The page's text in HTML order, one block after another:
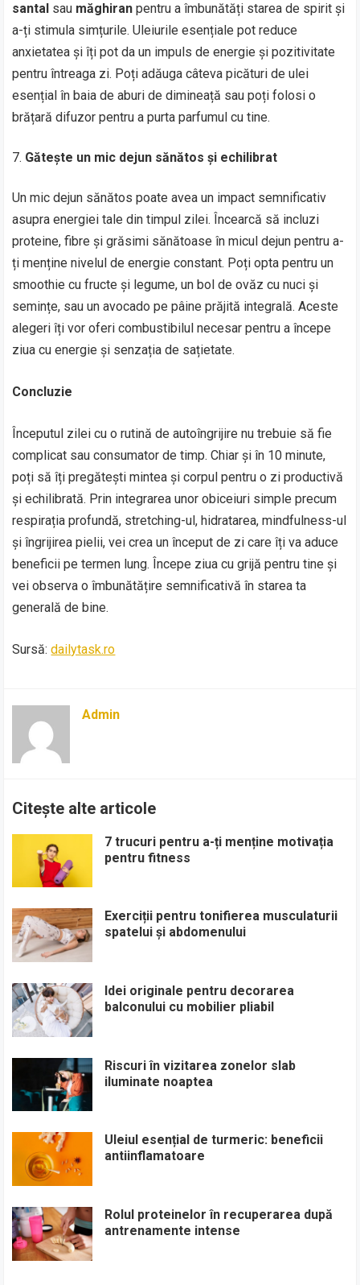
santal sau măghiran pentru a îmbunătăți starea de spirit și
a-ți stimula simțurile. Uleiurile esențiale pot reduce
anxietatea și îți pot da un impuls de energie și pozitivitate
pentru întreaga zi. Poți adăuga câteva picături de ulei
esențial în baia de aburi de dimineață sau poți folosi o
brățară difuzor pentru a purta parfumul cu tine.
Gătește un mic dejun sănătos și echilibrat
Un mic dejun sănătos poate avea un impact semnificativ
asupra energiei tale din timpul zilei. Încearcă să incluzi
proteine, fibre și grăsimi sănătoase în micul dejun pentru a-
ți menține nivelul de energie constant. Poți opta pentru un
smoothie cu fructe și legume, un bol de ovăz cu nuci și
semințe, sau un avocado pe pâine prăjită integrală. Aceste
alegeri îți vor oferi combustibilul necesar pentru a începe
ziua cu energie și senzația de sațietate.
Concluzie
Începutul zilei cu o rutină de autoîngrijire nu trebuie să fie
complicat sau consumator de timp. Chiar și în 10 minute,
poți să îți pregătești mintea și corpul pentru o zi productivă
și echilibrată. Prin integrarea unor obiceiuri simple precum
respirația profundă, stretching-ul, hidratarea, mindfulness-ul
și îngrijirea pielii, vei crea un început de zi care îți va aduce
beneficii pe termen lung. Începe ziua cu grijă pentru tine și
vei observa o îmbunătățire semnificativă în starea ta
generală de bine.
Sursă:dailytask.ro
Admin
Citește alte articole
7 trucuri pentru a-ți menține motivația
pentru fitness
Exerciții pentru tonifierea musculaturii
spatelui și abdomenului
Idei originale pentru decorarea
balconului cu mobilier pliabil
Riscuri în vizitarea zonelor slab
iluminate noaptea
Uleiul esențial de turmeric: beneficii
antiinflamatoare
Rolul proteinelor în recuperarea după
antrenamente intense